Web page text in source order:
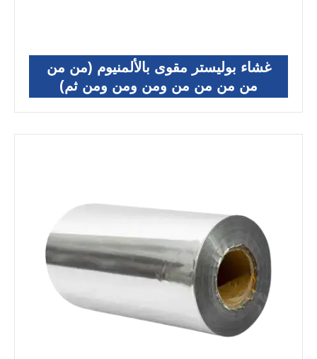
غشاء بوليستر مقوى بالألمنيوم (من من
من من من من ومن ومن ومن ثم)